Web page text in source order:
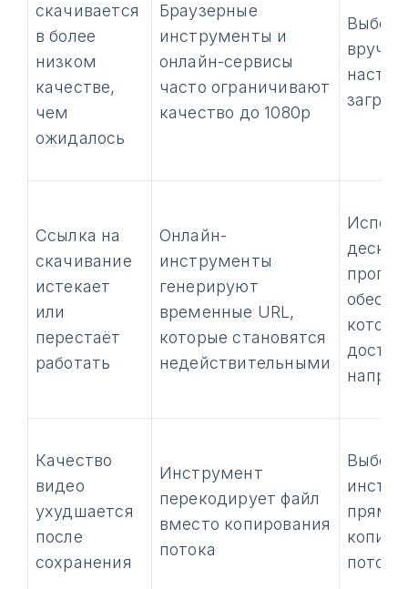
скачивается
в более
низком
качестве,
чем
ожидалось
Браузерные
инструменты и
онлайн-сервисы
часто ограничивают
качество до 1080p
Ссылка на
скачивание
истекает
или
перестаёт
работать
Онлайн-
инструменты
генерируют
временные URL,
которые становятся
недействительными
Качество
видео
ухудшается
после
сохранения
Инструмент
перекодирует файл
вместо копирования
потока
потока